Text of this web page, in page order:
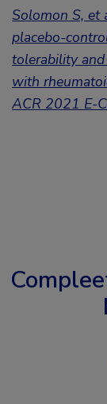
Solomon S, et
placebo-
tolerability
with
ACR 2021 E-